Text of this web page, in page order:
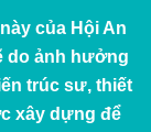
của Hội An
do ảnh hưởng
trúc sư, thiết
xây dựng để